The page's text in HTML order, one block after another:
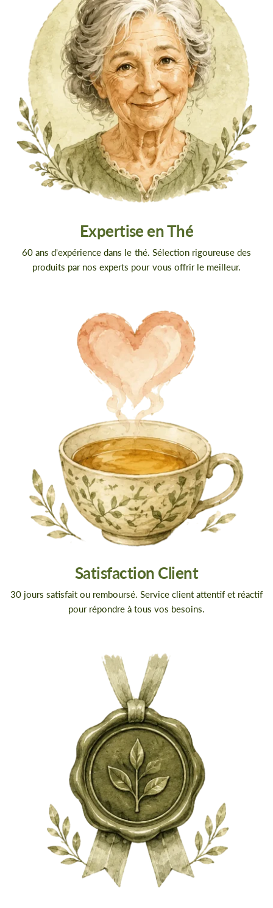
Expertise en Thé
60 ans d'expérience dans le thé. Sélection rigoureuse des
produits par nos experts pour vous offrir le meilleur.
Satisfaction Client
30 jours satisfait ou remboursé. Service client attentif et réactif
pour répondre à tous vos besoins.